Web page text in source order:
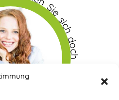
sich doch bei uns